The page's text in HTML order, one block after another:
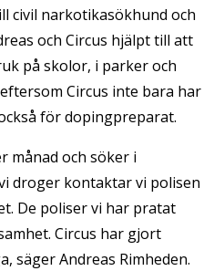
civil narkotikasökhund och
och Circus hjälpt till att
på skolor, i parker och
Circus inte bara har
för dopingpreparat.
månad och söker i
droger kontaktar vi polisen
De poliser vi har pratat
Circus har gjort
säger Andreas Rimheden.